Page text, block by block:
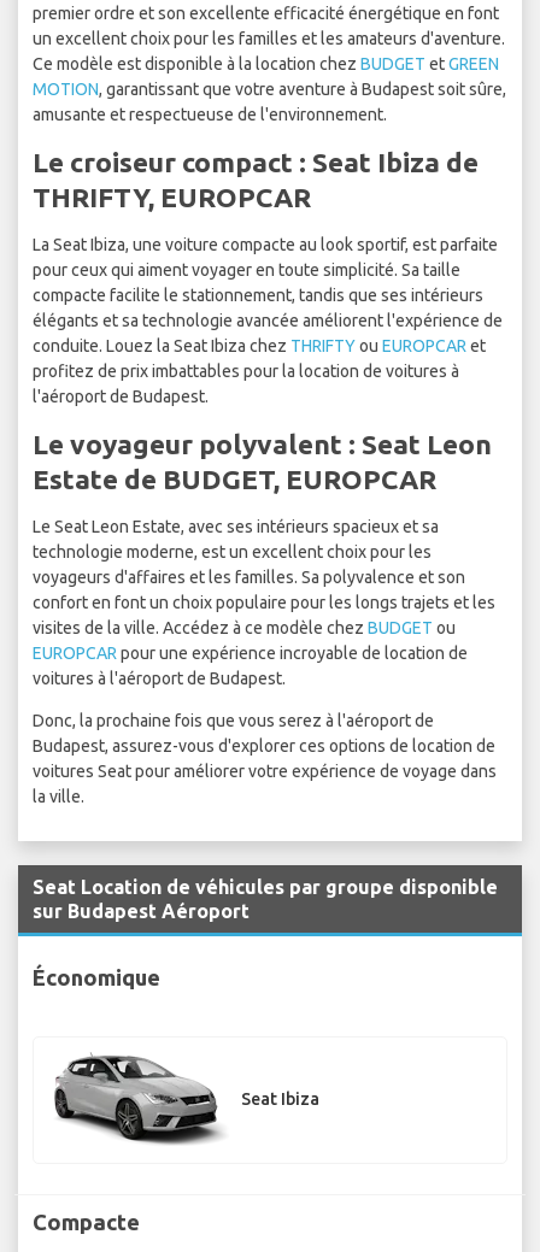
premier ordre et son excellente efficacité énergétique en font
un excellent choix pour les familles et les amateurs d'aventure.
Ce modèle est disponible à la location chez BUDGET etGREEN
MOTION, garantissant que votre aventure à Budapest soit sûre,
amusante et respectueuse de l'environnement.
Le croiseur compact : Seat Ibiza de
THRIFTY, EUROPCAR
La Seat Ibiza, une voiture compacte au look sportif, est parfaite
pour ceux qui aiment voyager en toute simplicité. Sa taille
compacte facilite le stationnement, tandis que ses intérieurs
élégants et sa technologie avancée améliorent l'expérience de
conduite. Louez la Seat Ibiza chez THRIFTYou EUROPCAR et
profitez de prix imbattables pour la location de voitures à
l'aéroport de Budapest.
Le voyageur polyvalent : Seat Leon
Estate de BUDGET, EUROPCAR
Le Seat Leon Estate, avec ses intérieurs spacieux et sa
technologie moderne, est un excellent choix pour les
voyageurs d'affaires et les familles. Sa polyvalence et son
confort en font un choix populaire pour les longs trajets et les
visites de la ville. Accédez à ce modèle chez BUDGET ou
EUROPCAR pour une expérience incroyable de location de
voitures à l'aéroport de Budapest.
Donc, la prochaine fois que vous serez à l'aéroport de
Budapest, assurez-vous d'explorer ces options de location de
voitures Seat pour améliorer votre expérience de voyage dans
la ville.
Seat Location de véhicules par groupe disponible
sur Budapest Aéroport
Économique
Seat Ibiza
Compacte